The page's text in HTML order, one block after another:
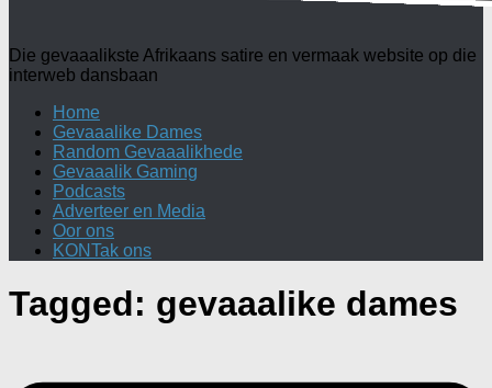
Die gevaaalikste Afrikaans satire en vermaak website op die
interweb dansbaan
Home
Gevaaalike Dames
Random Gevaaalikhede
Gevaaalik Gaming
Podcasts
Adverteer en Media
Oor ons
KONTak ons
Tagged: gevaaalike dames